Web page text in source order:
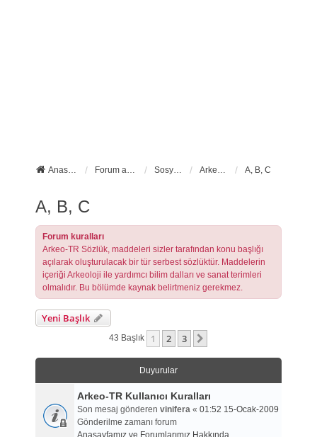
Anasayfa Forum ana sayfa Sosyal Forumlarımız Arkeo-TR Sözlük A, B, C
A, B, C
Forum kuralları
Arkeo-TR Sözlük, maddeleri sizler tarafından konu başlığı
açılarak oluşturulacak bir tür serbest sözlüktür. Maddelerin
içeriği Arkeoloji ile yardımcı bilim dalları ve sanat terimleri
olmalıdır. Bu bölümde kaynak belirtmeniz gerekmez.
Yeni Başlık
43 Başlık 1 2 3
Duyurular
Arkeo-TR Kullanıcı Kuralları
Son mesaj gönderen vinifera« 01:52 15-Ocak-2009
Gönderilme zamanı forum
Anasayfamız ve Forumlarımız Hakkında